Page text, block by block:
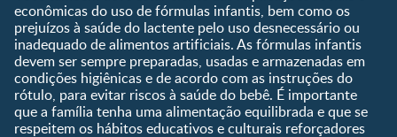
bebê
Planeta dos Pais
Receitas
econômicas do uso de fórmulas infantis, bem como os
prejuízos à saúde do lactente pelo uso desnecessário ou
inadequado de alimentos artificiais. As fórmulas infantis
devem ser sempre preparadas, usadas e armazenadas em
condições higiênicas e de acordo com as instruções do
rótulo, para evitar riscos à saúde do bebê. É importante
que a família tenha uma alimentação equilibrada e que se
respeitem os hábitos educativos e culturais reforçadores